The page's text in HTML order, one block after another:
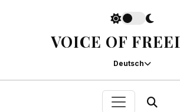
VOICE OF
Deutsch